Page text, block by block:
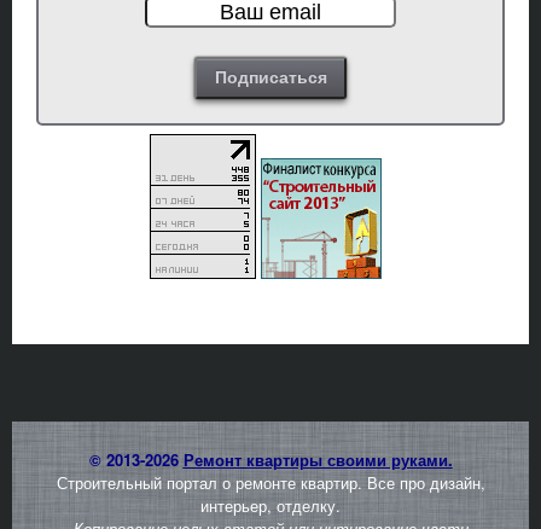
© 2013-2026 Ремонт квартиры своими руками.
Строительный портал о ремонте квартир. Все про дизайн,
интерьер, отделку.